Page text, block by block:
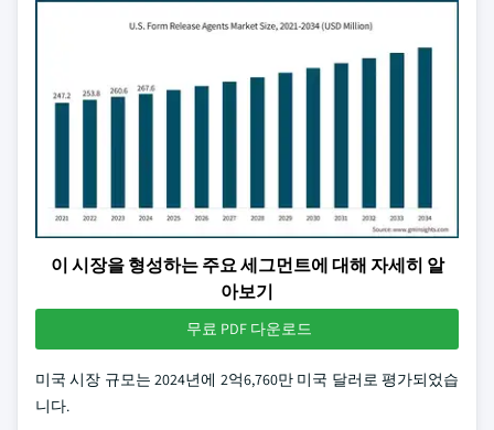
이 시장을 형성하는 주요 세그먼트에 대해 자세히 알
아보기
무료 PDF 다운로드
미국 시장 규모는 2024년에 2억6,760만 미국 달러로 평가되었습
니다.